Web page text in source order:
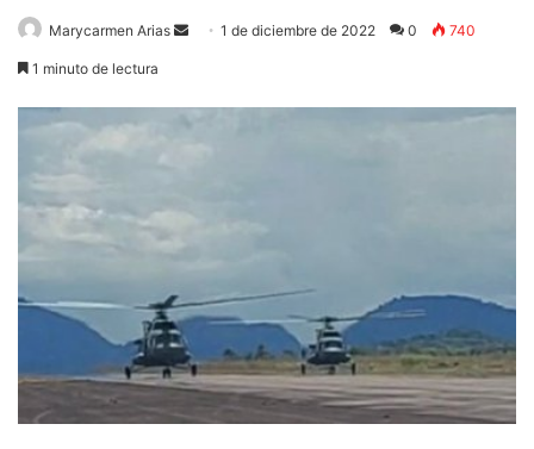
Marycarmen Arias
Send1 de diciembre de 2022 0 740
1 minuto de lectura